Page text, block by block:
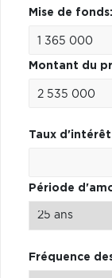
Mise de fonds:
Montant du
Taux
Période
Fréquence